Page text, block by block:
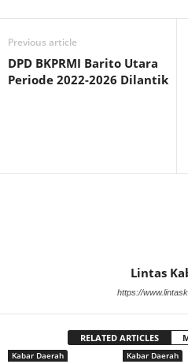
Previous article
DPD BKPRMI Barito Utara
Periode 2022-2026 Dilantik
Lintas
https://
RELATED ARTICLES
Kabar Daerah Kabar Daerah